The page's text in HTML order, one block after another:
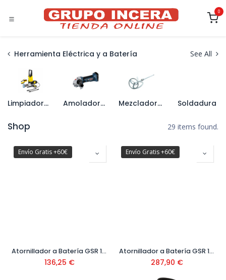
0
Herramienta Eléctrica y a Batería See All
Limpiadoras a Presión y Accesorios Amoladoras Mezcladores y Accesorios Soldadura
Shop 29 items found.
Envío Gratis +60€
Atornillador a Batería GSR 12V-15 Ref: 0601 868 10F
136,25 €
Envío Gratis +60€
Atornillador a Batería GSR 12V-15 FC Ref: 0601 9F6 000
287,90 €